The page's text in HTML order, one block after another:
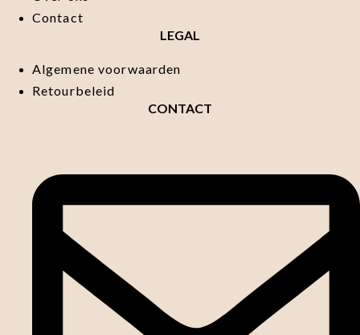
Contact
LEGAL
Algemene voorwaarden
Retourbeleid
CONTACT